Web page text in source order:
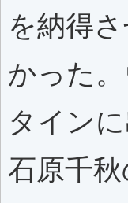
を納得
かった
タイン
石原千